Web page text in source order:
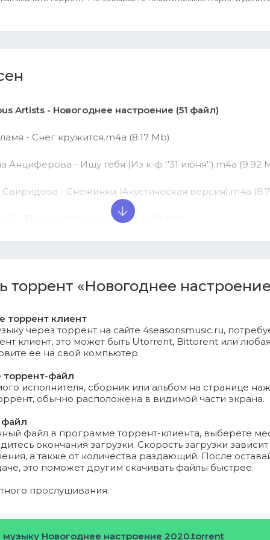
Artists - Новогоднее настроение (51 файл)
- Снег кружится.m4a (8.17 Mb)
Анциферова - Ищу тебя (Из к-ф ''31 июня'').m4a (9.92
Свиридова - Снежинки (Акустическая версия).m4a
5 - The Christmas Song.m4a (6.99 Mb)
- Christmas Wrapping.m4a (10.39 Mb)
- салют зима!.m4a (5.35 Mb)
- Так бывает II.m4a (9.53 Mb)
- Рождество.m4a (8.29 Mb)
- С Новым годом, земля!.m4a (8.25 Mb)
торрент «Новогоднее
торрент клиент
через торрент на сайте 4seasonsmusic.ru,
клиент, это может быть Utorrent, Bittorent или
ее на свой компьютер.
торрент-файл
исполнителя, сборник или альбом на странице
обычно расположена в видимой части экрана.
файл
файл в программе торрент-клиента, выберете
окончания загрузки. Скорость загрузки
а также от количества раздающий. После
это поможет другим скачивать файлы быстрее.
прослушивания.
музыку Новогоднее настроение 2020.torrent